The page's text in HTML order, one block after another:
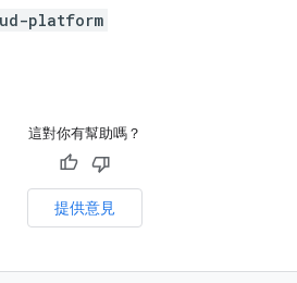
platform
這對你有幫助嗎？
提供意見